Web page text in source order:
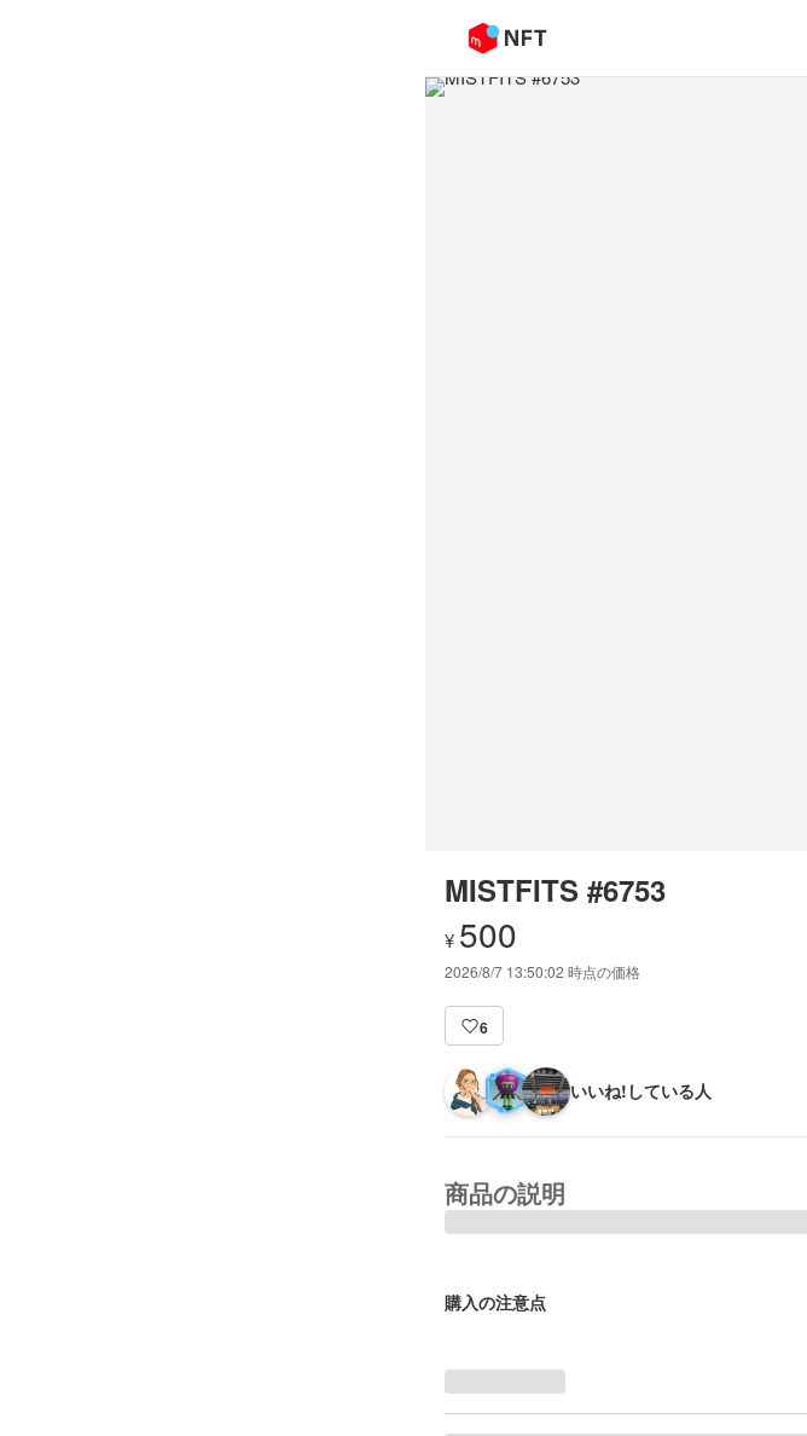
MISTFITS #6753
¥ 500
2026/8/7 13:50:02 時点の価格
6
いいね!している人
商品の説明
購入の注意点